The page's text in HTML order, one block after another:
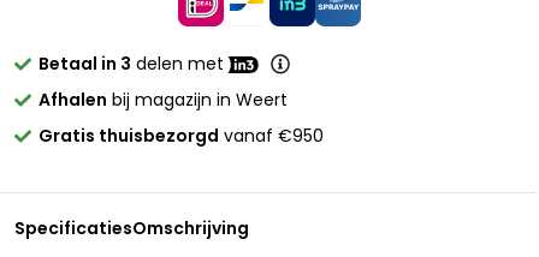
Betaal in 3 delen met
Afhalen bij magazijn in Weert
Gratis thuisbezorgd vanaf €950
SpecificatiesOmschrijving